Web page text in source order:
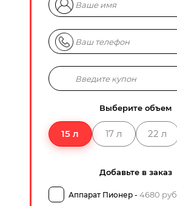
Выберите объем
15 л 17 л 22 л
Добавьте в заказ
Аппарат Пионер - 4680 руб.